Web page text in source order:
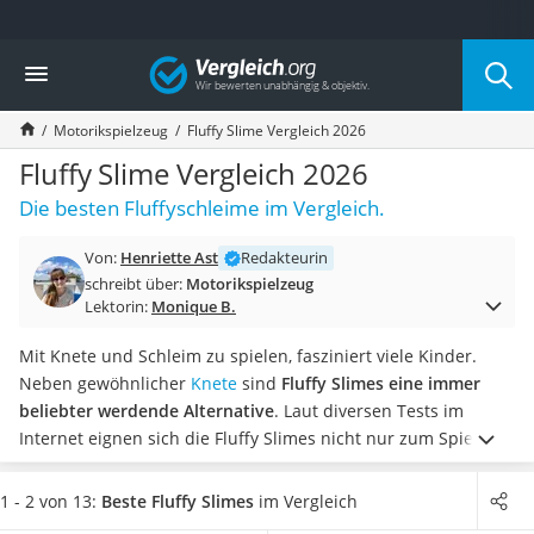
Die beliebtesten Vergleiche nach Kategorie
Freizeit & Sport
Gartentrampolin
Trampolin
Metalldetektor
Eufab-Fahrradträger
Trampolin 366 cm
Aluminium-Koffer
Futterboot
E-Bike-Dreirad
Trekkingschuhe Herren
Reisetasche mit Rollen
Klimmzugstation
Koffer
Nachtsichtgerät
Vergleich
Motorikspielzeug Fluffy Slime Vergleich 2026
Fluffy Slime Vergleich 2026
Die besten Fluffyschleime im Vergleich.
Von: Henriette Ast
Redakteurin
schreibt über: Motorikspielzeug
Lektorin: Monique B.
Mit Knete und Schleim zu spielen, fasziniert viele Kinder.
Neben gewöhnlicher Knete sind Fluffy Slimes eine immer
beliebter werdende Alternative. Laut diversen Tests im
Internet eignen sich die Fluffy Slimes nicht nur zum Spielen
für Kinder, sondern auch zur Entspannung für Erwachsene.
Fluffy Slimes zeichnen sich insbesondere durch ihre fluffige
1 - 2 von 13: Beste Fluffy Slimes im Vergleich